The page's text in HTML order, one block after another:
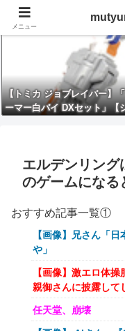
【トミカ ジョブレイバー】
ーマー白バイ DXセット」【
エルデンリング
のゲームになる
おすすめ記事一覧①
【画像】兄さん「
や」
【画像】激エロ体
親御さんに披露して
任天堂、崩壊
メニュー